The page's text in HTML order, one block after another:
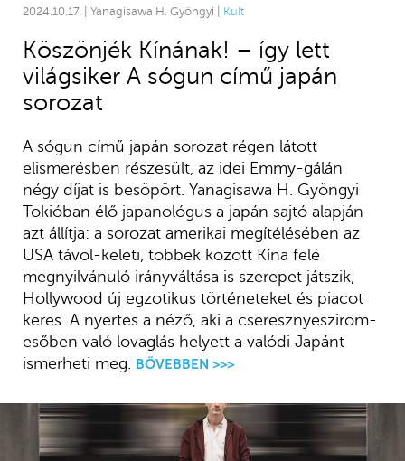
2024.10.17. | Yanagisawa H. Gyöngyi | Kult
Köszönjék Kínának! – így lett
világsiker A sógun című japán
sorozat
A sógun című japán sorozat régen látott
elismerésben részesült, az idei Emmy-gálán
négy díjat is besöpört. Yanagisawa H. Gyöngyi
Tokióban élő japanológus a japán sajtó alapján
azt állítja: a sorozat amerikai megítélésében az
USA távol-keleti, többek között Kína felé
megnyilvánuló irányváltása is szerepet játszik,
Hollywood új egzotikus történeteket és piacot
keres. A nyertes a néző, aki a cseresznyeszirom-
esőben való lovaglás helyett a valódi Japánt
ismerheti meg. BŐVEBBEN >>>